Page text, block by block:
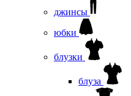
джинсы
юбки
блузки
блуза